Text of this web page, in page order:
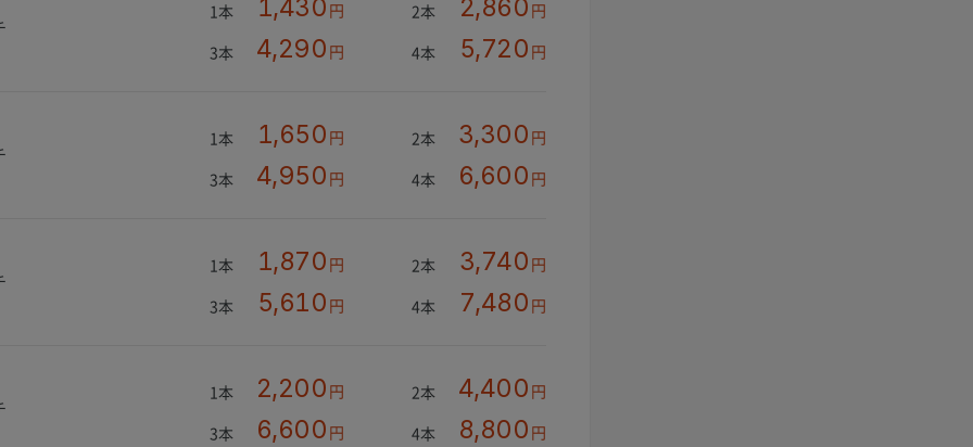
1本 1,430 円 2本 2,860 円
3本
4,290 円 4本 5,720 円
1本 1,650 円 2本 3,300 円
3本
4,950 円 4本 6,600 円
1本 1,870 円 2本 3,740 円
3本
5,610 円 4本 7,480 円
1本 2,200 円 2本 4,400 円
3本
6,600 円 4本 8,800 円